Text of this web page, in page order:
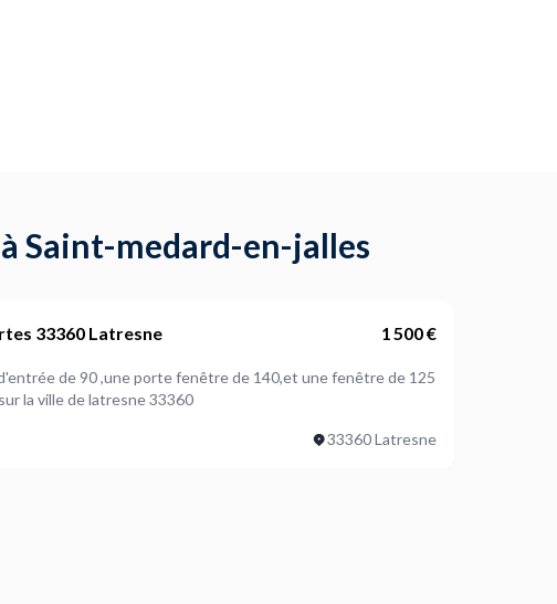
Saint-medard-en-jalles
33360 Latresne 1 500 €
de 90 ,une porte fenêtre de 140,et une fenêtre de 125
sur la ville de latresne 33360
33360 Latresne